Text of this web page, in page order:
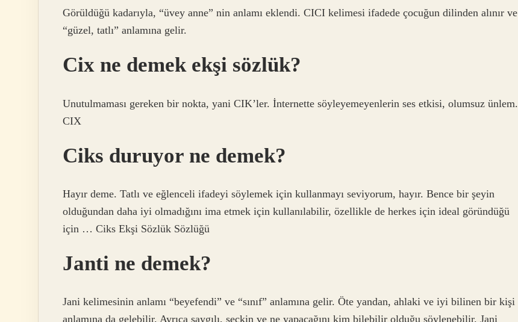
Görüldüğü kadarıyla, “üvey anne” nin anlamı eklendi. CICI kelimesi ifadede çocuğun dilinden alınır ve
“güzel, tatlı” anlamına gelir.
Cix ne demek ekşi sözlük?
Unutulmaması gereken bir nokta, yani CIK’ler. İnternette söyleyemeyenlerin ses etkisi, olumsuz ünlem.
CIX
Ciks duruyor ne demek?
Hayır deme. Tatlı ve eğlenceli ifadeyi söylemek için kullanmayı seviyorum, hayır. Bence bir şeyin
olduğundan daha iyi olmadığını ima etmek için kullanılabilir, özellikle de herkes için ideal göründüğü
için … Ciks Ekşi Sözlük Sözlüğü
Janti ne demek?
Jani kelimesinin anlamı “beyefendi” ve “sınıf” anlamına gelir. Öte yandan, ahlaki ve iyi bilinen bir kişi
anlamına da gelebilir. Ayrıca saygılı, seçkin ve ne yapacağını kim bilebilir olduğu söylenebilir. Jani